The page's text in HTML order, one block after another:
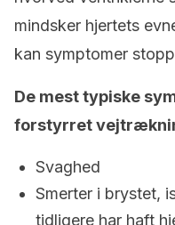
mindsker hjertets
kan symptomer
De mest typiske
forstyrret
Svaghed
Smerter i brystet,
tidligere har haft